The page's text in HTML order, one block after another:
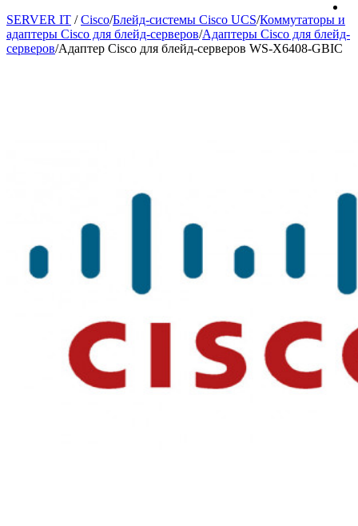
SERVER IT / Cisco/Блейд-системы Cisco UCS/Коммутаторы и
адаптеры Cisco для блейд-серверов/Адаптеры Cisco для блейд-
серверов/Адаптер Cisco для блейд-серверов WS-X6408-GBIC